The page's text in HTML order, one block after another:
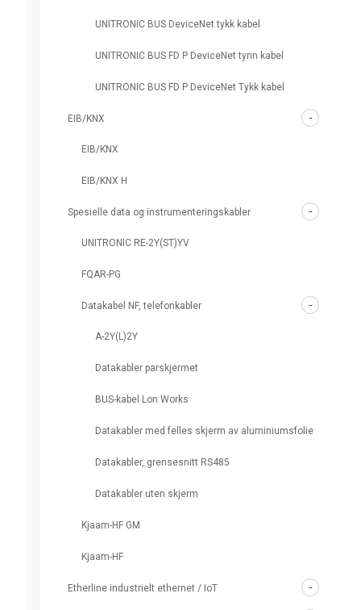
UNITRONIC BUS DeviceNet tykk kabel
UNITRONIC BUS FD P DeviceNet tynn kabel
UNITRONIC BUS FD P DeviceNet Tykk kabel
EIB/KNX
EIB/KNX
EIB/KNX H
Spesielle data og instrumenteringskabler
UNITRONIC RE-2Y(ST)YV
FQAR-PG
Datakabel NF, telefonkabler
A-2Y(L)2Y
Datakabler parskjermet
BUS-kabel Lon Works
Datakabler med felles skjerm av aluminiumsfolie
Datakabler, grensesnitt RS485
Datakabler uten skjerm
Kjaam-HF GM
Kjaam-HF
Etherline industrielt ethernet / IoT